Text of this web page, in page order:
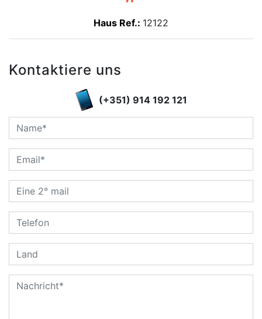
Haus Ref.: 12122
Kontaktiere uns
(+351) 914 192 121